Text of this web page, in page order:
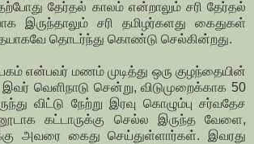
தேர்தல் காலம் என்றாலும் சரி தேர்தல்
இருந்தாலும் சரி தமிழர்களது கைதுகள்
தொடர்ந்து கொண்டு செல்கின்றது.
என்பவர் மணம் முடித்து ஒரு குழந்தையின்
வெளிநாடு சென்று, விடுமுறைக்காக 50
விட்டு நேற்று இரவு கொழும்பு சர்வதேச
கட்டாருக்கு செல்ல இருந்த வேளை,
அவரை கைது செய்துள்ளார்கள். இவரது